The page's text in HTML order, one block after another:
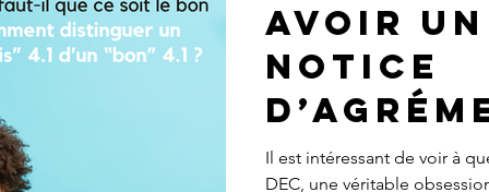
Avoir
notice
c’est
Il est intéressant de voir à
DEC, une véritable